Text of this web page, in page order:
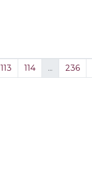
113 114 ... 236